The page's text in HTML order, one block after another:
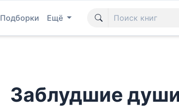
Подборки Ещё
Заблудшие